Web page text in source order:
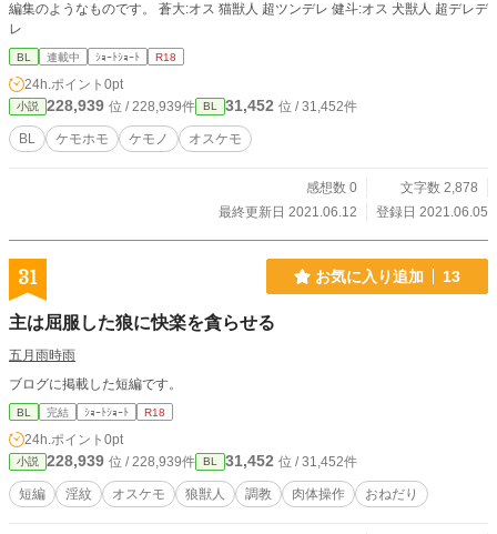
編集のようなものです。 蒼大:オス 猫獣人 超ツンデレ 健斗:オス 犬獣人 超デレデ
レ
BL 連載中 ｼｮｰﾄｼｮｰﾄ R18
24h.ポイント 0pt
小説 228,939 位 / 228,939件 BL 31,452 位 / 31,452件
BL ケモホモ ケモノ オスケモ
感想数 0
文字数 2,878
最終更新日 2021.06.12
登録日 2021.06.05
31 お気に入り追加 13
主は屈服した狼に快楽を貪らせる
五月雨時雨
ブログに掲載した短編です。
BL 完結 ｼｮｰﾄｼｮｰﾄ R18
24h.ポイント 0pt
小説 228,939 位 / 228,939件 BL 31,452 位 / 31,452件
短編 淫紋 オスケモ 狼獣人 調教 肉体操作 おねだり